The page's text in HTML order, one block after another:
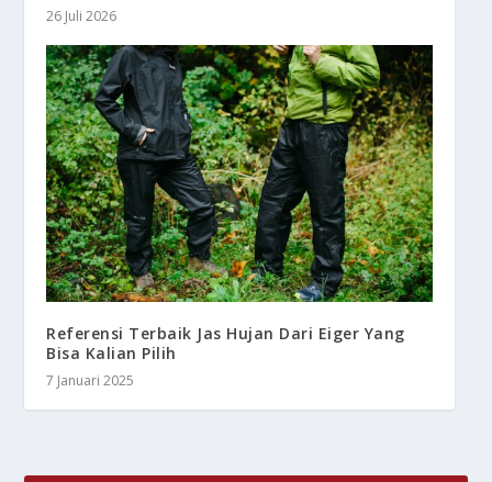
26 Juli 2026
Referensi Terbaik Jas Hujan Dari Eiger Yang
Bisa Kalian Pilih
7 Januari 2025